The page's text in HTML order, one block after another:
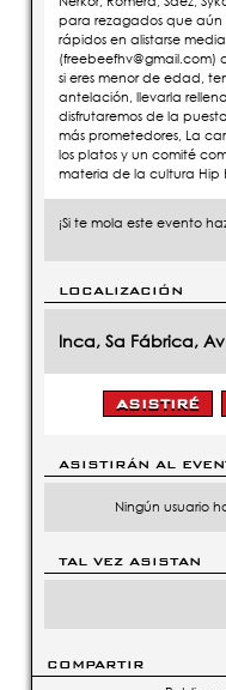
para rezagados que aún
rápidos en alistarse
(freebeefhv@gmail.com)
si eres menor de edad,
antelación, llevarla
disfrutaremos de la
más prometedores, La
los platos y un comité
materia de la cultura Hip
¡Si te mola este evento
LOCALIZACIÓN
Inca, Sa Fábrica,
ASISTIRÁN AL
Ningún usuario
TAL VEZ ASISTAN
COMPARTIR